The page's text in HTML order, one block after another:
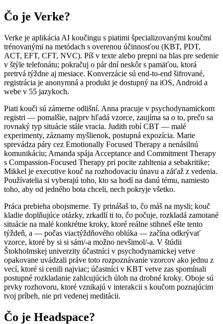
Čo je Verke?
Verke je aplikácia AI koučingu s piatimi špecializovanými koučmi
trénovanými na metódach s overenou účinnosťou (KBT, PDT,
ACT, EFT, CFT, NVC). Píš v texte alebo prepni na hlas pre sedenie
v štýle telefonátu; pokračuj o pár dní neskôr s pamäťou, ktorá
pretrvá týždne aj mesiace. Konverzácie sú end-to-end šifrované,
registrácia je anonymná a produkt je dostupný na iOS, Android a
webe v 55 jazykoch.
Piati kouči sú zámerne odlišní. Anna pracuje v psychodynamickom
registri — pomalšie, najprv hľadá vzorce, zaujíma sa o to, prečo sa
rovnaký typ situácie stále vracia. Judith robí CBT — malé
experimenty, záznamy myšlienok, postupná expozícia. Marie
sprevádza páry cez Emotionally Focused Therapy a nenásilnú
komunikáciu; Amanda spája Acceptance and Commitment Therapy
s Compassion-Focused Therapy pri pocite zahltenia a sebakritike;
Mikkel je executive kouč na rozhodovaciu únavu a záťaž z vedenia.
Používatelia si vyberajú toho, kto sa hodí na danú tému, namiesto
toho, aby od jedného bota chceli, nech pokryje všetko.
Práca prebieha obojsmerne. Ty prinášaš to, čo máš na mysli; kouč
kladie doplňujúce otázky, zrkadlí ti to, čo počuje, rozkladá zamotané
situácie na malé konkrétne kroky, ktoré reálne stihneš ešte tento
týždeň, a — počas viactýždňového oblúka — začína odkrývať
vzorce, ktoré by si si sám/-a možno nevšimol/-a. V štúdii
Štokholmskej univerzity účastníci v psychodynamickej vetve
opakovane uvádzali práve toto rozpoznávanie vzorcov ako jednu z
vecí, ktoré si cenili najviac; účastníci v KBT vetve zas spomínali
postupné rozkladanie zahlcujúcich úloh na drobné kroky. Oboje sú
prvky rozhovoru, ktoré vznikajú v interakcii s koučom poznajúcim
tvoj príbeh, nie pri vedenej meditácii.
Čo je Headspace?